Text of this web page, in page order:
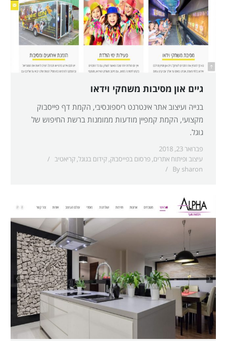
גיים און מסיבות משחקי וידאו
בנייה ועיצוב אתר אינטרנט ריספונסיבי, הקמת דף פייסבוק
מקצועי, הקמת קמפיין מודעות ממומנות ברשת החיפוש של
גוגל.
פברואר 23, 2018
עיצוב ופיתוח אתרים, פרסום בפייסבוק, קידום בגוגל, קריאטיב
By sharon